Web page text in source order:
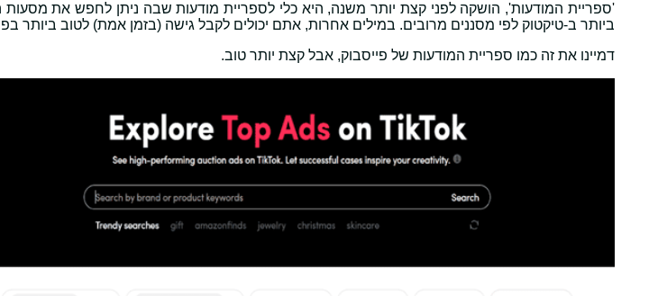
'ספריית המודעות', הושקה לפני קצת יותר משנה, היא כלי לספריית מודעות שבה ניתן לחפש את מסעות
ביותר ב-טיקטוק לפי מסננים מרובים. במילים אחרות, אתם יכולים לקבל גישה (בזמן אמת) לטוב ביותר
דמיינו את זה כמו ספריית המודעות של פייסבוק, אבל קצת יותר טוב.